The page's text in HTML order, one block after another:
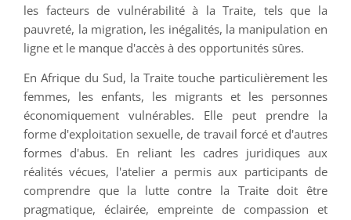
les facteurs de vulnérabilité à la Traite, tels que la
pauvreté, la migration, les inégalités, la manipulation en
ligne et le manque d'accès à des opportunités sûres.
En Afrique du Sud, la Traite touche particulièrement les
femmes, les enfants, les migrants et les personnes
économiquement vulnérables. Elle peut prendre la
forme d'exploitation sexuelle, de travail forcé et d'autres
formes d'abus. En reliant les cadres juridiques aux
réalités vécues, l'atelier a permis aux participants de
comprendre que la lutte contre la Traite doit être
pragmatique, éclairée, empreinte de compassion et